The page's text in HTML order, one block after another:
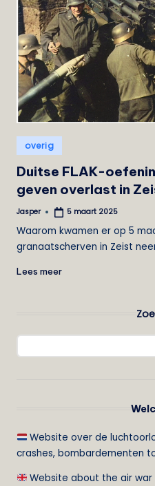
Geplaatst
in
overig
Duitse FLAK-
geven overlast in
Geplaatst
Jasper 5 maart 2025
Waarom kwamen er op 5
granaatscherven in Zeist
Lees meer
Website over de
crashes, bombardementen
Website about the air war